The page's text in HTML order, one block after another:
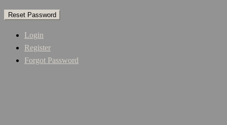
Login
Register
Forgot Password